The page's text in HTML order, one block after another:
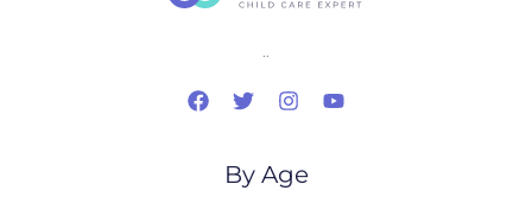
..
By Age